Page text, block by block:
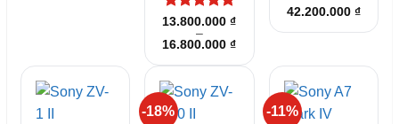
Được xếp
hạng5
sao
13.800.000₫
–
16.800.000₫Khoảng
giá:
từ
13.800.000 ₫
16.800.000 ₫
42.200.000 ₫
-18% -11%